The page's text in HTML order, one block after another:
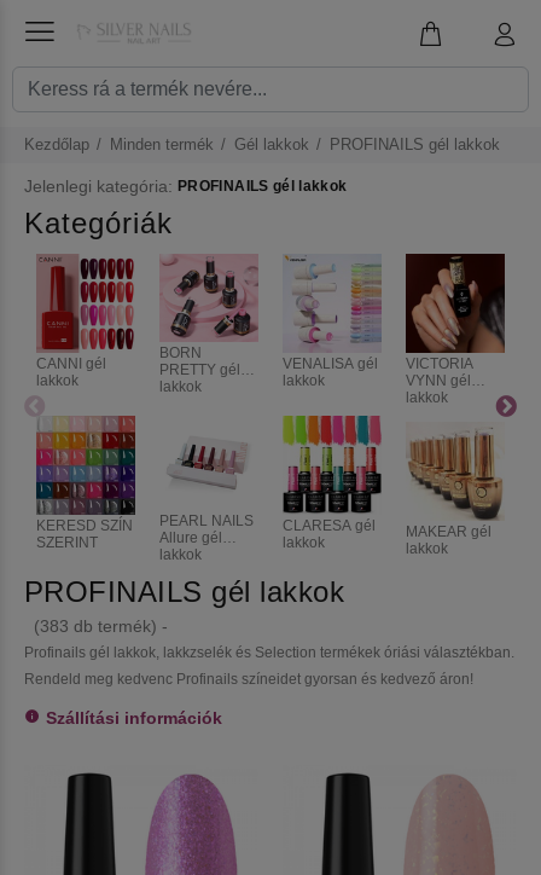
Kezdőlap Minden termék Gél lakkok PROFINAILS gél lakkok
Jelenlegi kategória: PROFINAILS gél lakkok
Kategóriák
CANNI gél
lakkok
KERESD SZÍN
SZERINT
BORN
PRETTY gél
lakkok
PEARL NAILS
Allure gél
lakkok
VENALISA gél
lakkok
CLARESA gél
lakkok
VICTORIA
VYNN gél
lakkok
MAKEAR gél
lakkok
PROFINAILS gél lakkok
(383 db termék) -
Profinails gél lakkok, lakkzselék és Selection termékek óriási választékban.
Rendeld meg kedvenc Profinails színeidet gyorsan és kedvező áron!
Szállítási információk